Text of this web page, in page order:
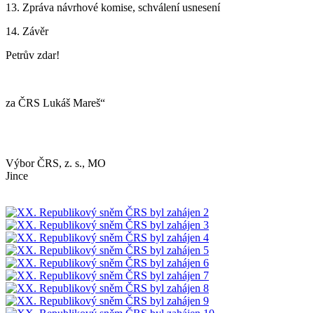
13. Zpráva návrhové komise, schválení usnesení
14. Závěr
Petrův zdar!
za ČRS Lukáš Mareš“
Výbor ČRS, z. s., MO